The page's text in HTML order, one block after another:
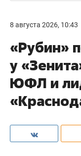
8 августа 2026, 10:43
«Рубин»
у
ЮФЛ и